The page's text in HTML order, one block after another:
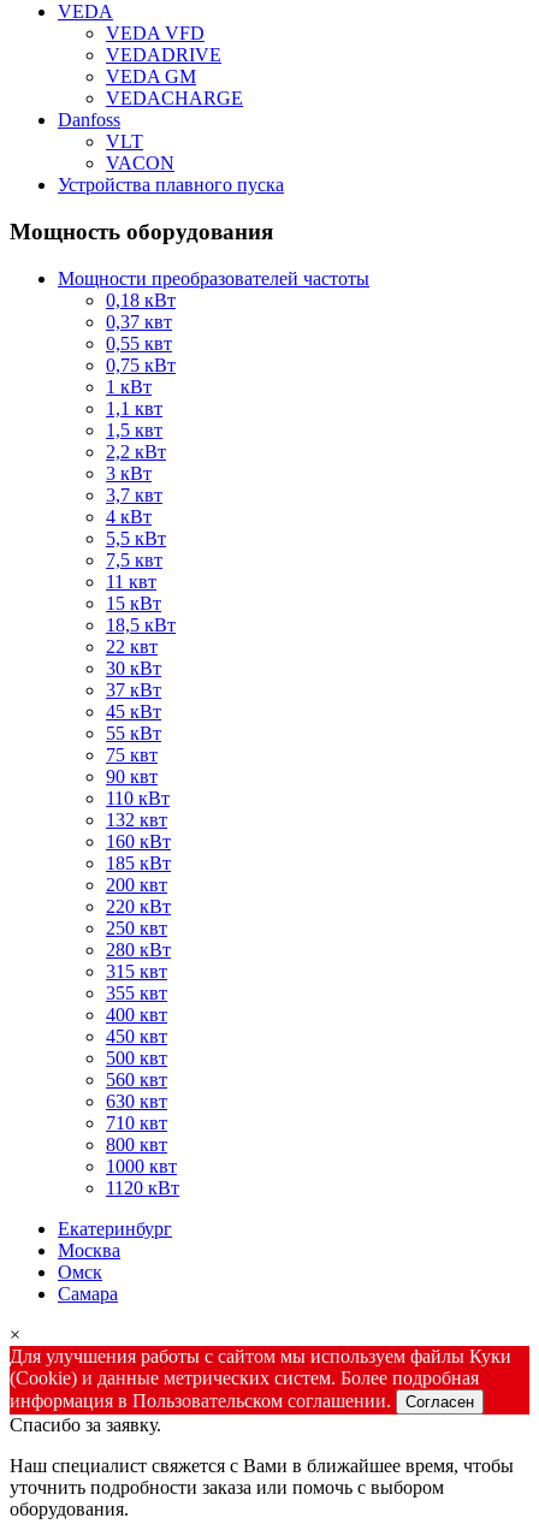
VEDA
VEDA VFD
VEDADRIVE
VEDA GM
VEDACHARGE
Danfoss
VLT
VACON
Устройства плавного пуска
Мощность оборудования
Мощности преобразователей частоты
0,18 кВт
0,37 квт
0,55 квт
0,75 кВт
1 кВт
1,1 квт
1,5 квт
2,2 кВт
3 кВт
3,7 квт
4 кВт
5,5 кВт
7,5 квт
11 квт
15 кВт
18,5 кВт
22 квт
30 кВт
37 кВт
45 кВт
55 кВт
75 квт
90 квт
110 кВт
132 квт
160 кВт
185 кВт
200 квт
220 кВт
250 квт
280 кВт
315 квт
355 квт
400 квт
450 квт
500 квт
560 квт
630 квт
710 квт
800 квт
1000 квт
1120 кВт
Екатеринбург
Москва
Омск
Самара
×
Для улучшения работы с сайтом мы используем файлы Куки
(Cookie) и данные метрических систем. Более подробная
информация в Пользовательском соглашении.
Согласен
Спасибо за заявку.
Наш специалист свяжется с Вами в ближайшее время, чтобы
уточнить подробности заказа или помочь с выбором
оборудования.